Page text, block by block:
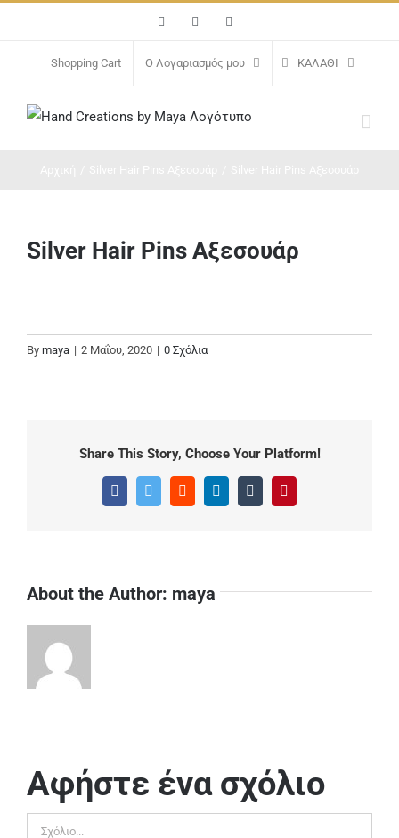
περιεχόμενο
FacebookInstagram
Shopping Cart Ο Λογαριασμός μου ΚΑΛΆΘΙ
Silver Hair Pins Αξεσουάρ
By maya | 2 Μαΐου, 2020 | 0 Σχόλια
Share This Story, Choose Your Platform!
FacebookTwitter Reddit LinkedInTumblr
About the Author: maya
Αφήστε ένα σχόλιο
Σχόλιο